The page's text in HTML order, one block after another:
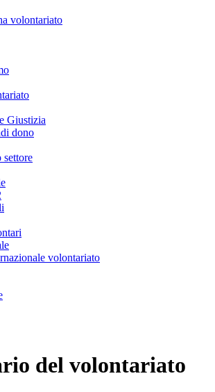
volontariato
Giustizia
dono
settore
volontariato
del volontariato